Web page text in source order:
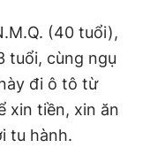
(40 tuổi),
tuổi, cùng ngụ
đi ô tô từ
xin tiền, xin ăn
tu hành.